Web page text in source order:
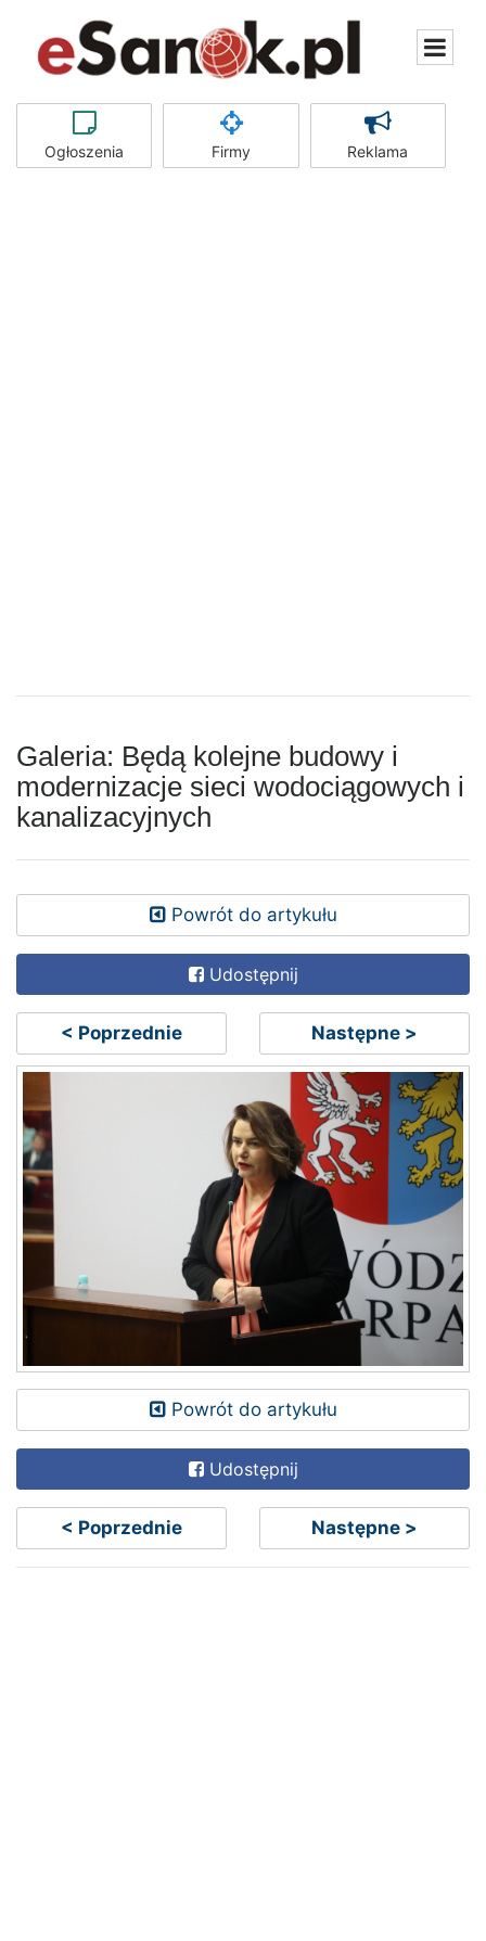
Ogłoszenia Firmy Reklama
Galeria: Będą kolejne budowy i
modernizacje sieci wodociągowych i
kanalizacyjnych
Powrót do artykułu
Udostępnij
< Poprzednie Następne >
Powrót do artykułu
Udostępnij
< Poprzednie Następne >